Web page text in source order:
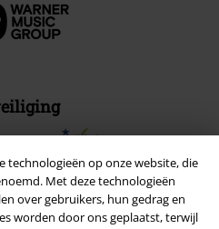
technologieën op onze website, die
Met deze technologieën
over gebruikers, hun gedrag en
worden door ons geplaatst, terwijl